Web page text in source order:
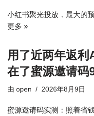
小红书聚光投放，最大的
更多 »
用了近两年返利
在了蜜源邀请码
由 open 2026年8月9日
蜜源邀请码实测：照着省